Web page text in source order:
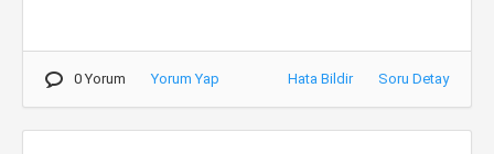
0 Yorum Yorum Yap Hata Bildir Soru Detay